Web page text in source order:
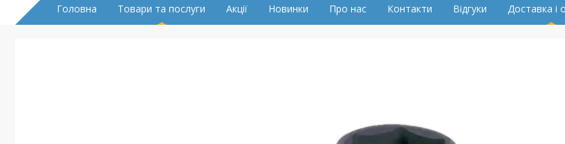
Головна Товари та послуги Акції Новинки Про нас Контакти Відгуки Доставка і